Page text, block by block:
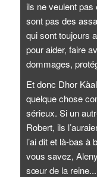
ils ne veulent
sont pas des
qui sont toujours
pour aider, faire
dommages,
Et donc Dhor
quelque chose
sérieux. Si un
Robert, ils
l’ai dit et là-bas à
vous savez,
sœur de la reine...